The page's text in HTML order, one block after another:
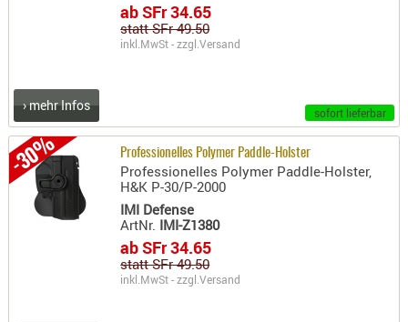
RAILS
ab SFr 34.65
statt SFr 49.50
inkl.MwSt - zzgl.Versand
sofort lieferbar
› mehr Infos
-30% Professionelles Polymer Paddle-Holster
Professionelles Polymer Paddle-Holster,
H&K P-30/P-2000
IMI Defense
ArtNr. IMI-Z1380
ab SFr 34.65
statt SFr 49.50
inkl.MwSt - zzgl.Versand